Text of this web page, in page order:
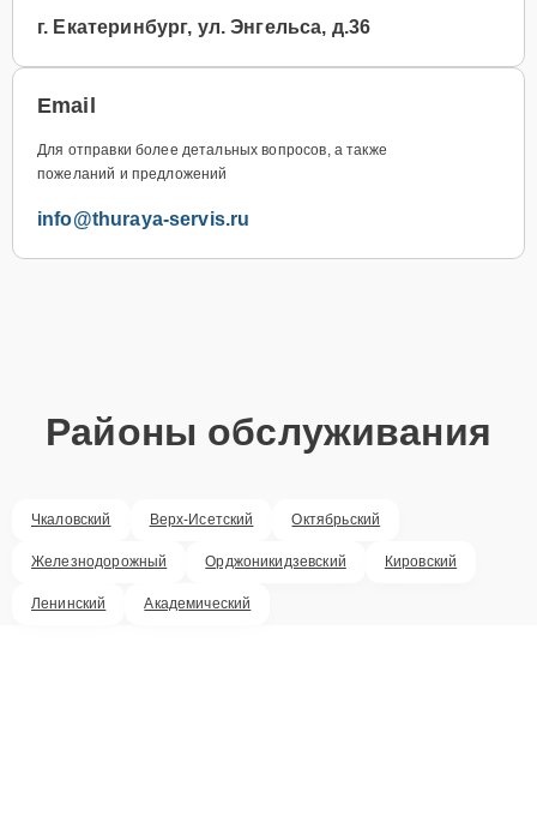
г. Екатеринбург, ул. Энгельса, д.36
Email
Для отправки более детальных вопросов, а также
пожеланий и предложений
info@thuraya-servis.ru
Районы обслуживания
Чкаловский Верх-Исетский Октябрьский
Железнодорожный Орджоникидзевский Кировский
Ленинский Академический